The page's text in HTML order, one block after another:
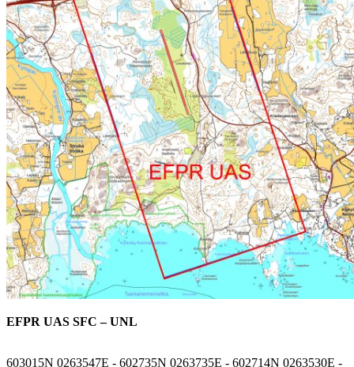
EFPR UAS SFC – UNL
603015N 0263547E - 602735N 0263735E - 602714N 0263530E -